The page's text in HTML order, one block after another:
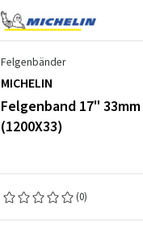
Felgenbänder
MICHELIN
Felgenband 17" 33mm
(1200X33)
(0)